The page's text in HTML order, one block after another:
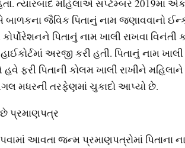
હતા. ત્યારબાદ મહિલાએ સપ્ટેમ્બર 2019માં
જૈવિક પિતાનું નામ જણાવવાનો
પિતાનું નામ ખાલી રાખવા વિનંતી
અરજી કરી હતી. પિતાનું નામ
ફરી પિતાની કોલમ ખાલી રાખીને
મધરની તરફેણમાં ચુકાદો આપ્યો છે.
પ્રમાણપત્ર
આવતા જન્મ પ્રમાણપત્રોમાં પિતાના